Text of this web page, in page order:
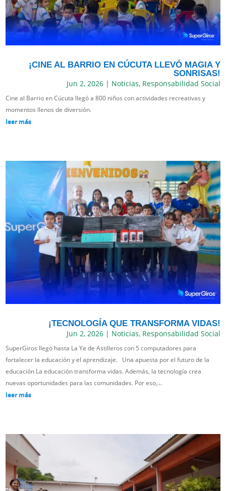
¡CINE AL BARRIO EN CÚCUTA LLEVÓ MAGIA Y
SONRISAS!
Jun 2, 2026| Noticias, Responsabilidad Social
Cine al Barrio en Cúcuta llegó a 800 niños con actividades recreativas y
momentos llenos de diversión.
leer más
¡TECNOLOGÍA QUE TRANSFORMA VIDAS!
Jun 2, 2026| Noticias, Responsabilidad Social
SuperGiros llegó hasta La Ye de Astilleros con 5 computadores para
fortalecer la educación y el aprendizaje. Una apuesta por el futuro de la
educación La educación transforma vidas. Además, la tecnología crea
nuevas oportunidades para las comunidades. Por eso,...
leer más